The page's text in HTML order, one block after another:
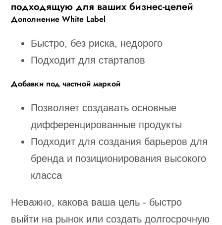
подходящую для ваших бизнес-целей
Дополнение White Label
Быстро, без риска, недорого
Подходит для стартапов
Добавки под частной маркой
Позволяет создавать основные
дифференцированные продукты
Подходит для создания барьеров для
бренда и позиционирования высокого
класса
Неважно, какова ваша цель - быстро
выйти на рынок или создать долгосрочную